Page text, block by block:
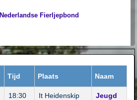
Nederlandse Fierljepbond
Tijd Plaats Naam
18:30 It Heidenskip Jeugd